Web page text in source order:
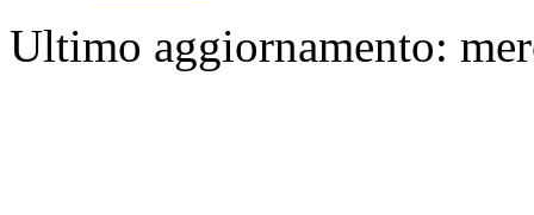
Ultimo aggiornamento: